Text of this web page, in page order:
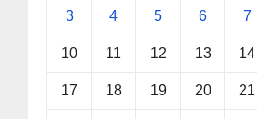
3 4 5 6 7
10 11 12 13 14
17 18 19 20 21